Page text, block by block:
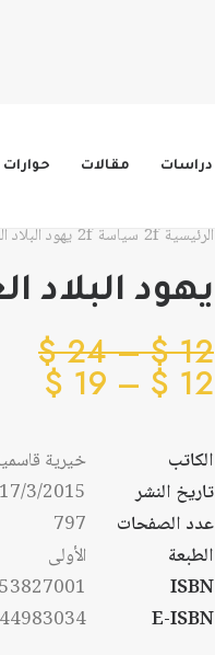
دراسات مقالات حوارات
الرئيسية سياسة يهود البلاد
يهود البلاد
12
$
–
24
$
12
$
–
19
$
من
خلال
الكاتب
خيرية
تاريخ النشر
17/3/2015
عدد الصفحات
797
الطبعة
الأولى
ISBN
E-ISBN